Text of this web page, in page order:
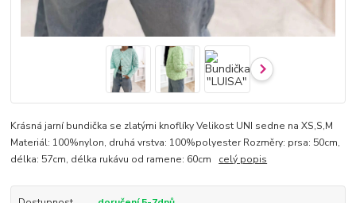
Krásná jarní bundička se zlatými knoflíky Velikost UNI sedne na XS,S,M
Materiál: 100%nylon, druhá vrstva: 100%polyester Rozměry: prsa: 50cm,
délka: 57cm, délka rukávu od ramene: 60cm celý popis